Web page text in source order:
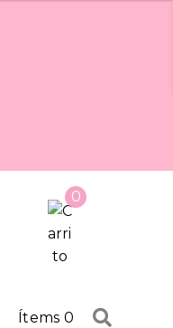
0
Ítems 0